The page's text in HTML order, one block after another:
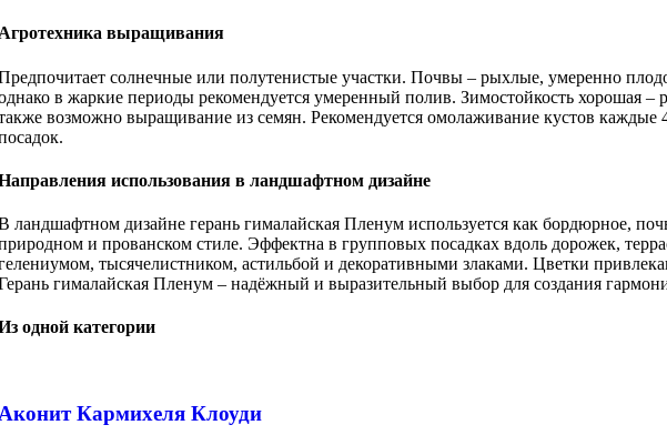
выращивания
солнечные или полутенистые участки. Почвы – рыхлые, умеренно
в жаркие периоды рекомендуется умеренный полив. Зимостойкость хорошая
возможно выращивание из семян. Рекомендуется омолаживание кустов
использования в ландшафтном дизайне
ландшафтном дизайне герань гималайская Пленум используется как бордюрное,
и прованском стиле. Эффектна в групповых посадках вдоль дорожек,
тысячелистником, астильбой и декоративными злаками. Цветки
гималайская Пленум – надёжный и выразительный выбор для создания
одной категории
Кармихеля Клоуди